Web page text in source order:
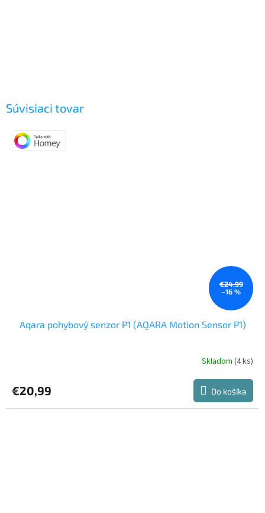
Súvisiaci tovar
€24,99
–16 %
Aqara pohybový senzor P1 (AQARA Motion Sensor P1)
produktu
je
5,0
Skladom(4 ks)
€20,99 Do košíka